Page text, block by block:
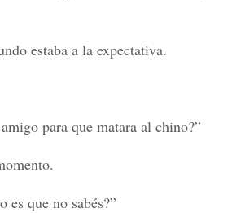
estaba a la expectativa.
para que matara al chino?”
es que no sabés?”